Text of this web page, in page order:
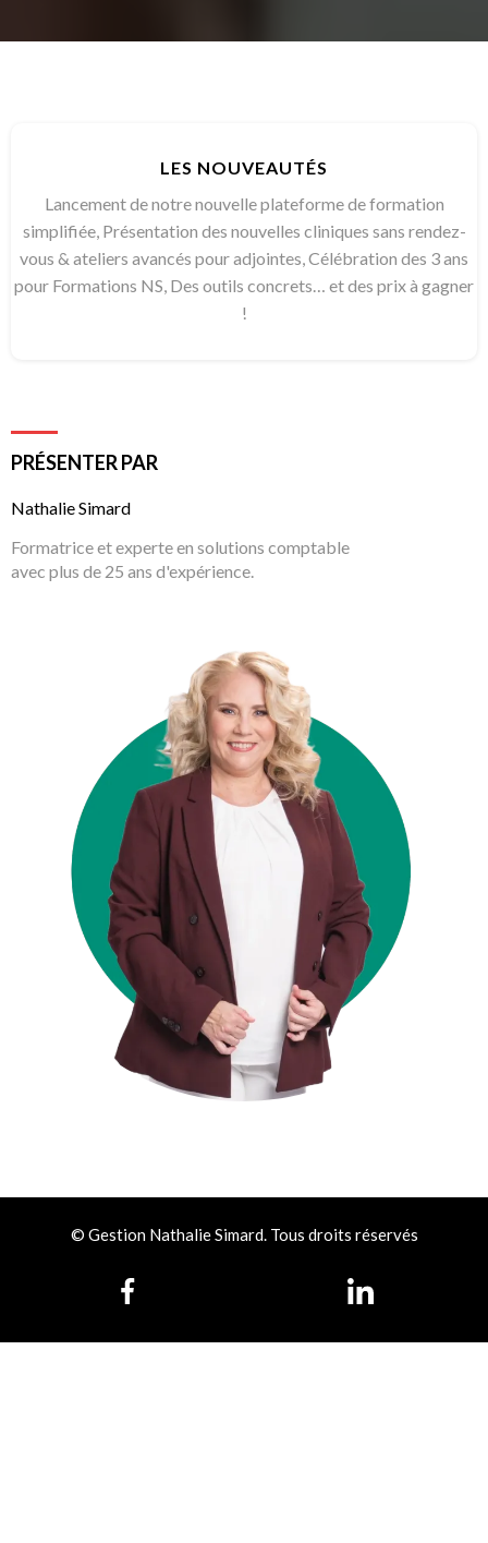
LES NOUVEAUTÉS
Lancement de notre nouvelle plateforme de formation
simplifiée, Présentation des nouvelles cliniques sans rendez-
vous & ateliers avancés pour adjointes, Célébration des 3 ans
pour Formations NS, Des outils concrets… et des prix à gagner
!
PRÉSENTER PAR
Nathalie Simard
Formatrice et experte en solutions comptable
avec plus de 25 ans d'expérience.
© Gestion Nathalie Simard. Tous droits réservés